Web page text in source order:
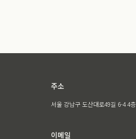
주소
서울 강남구 도산대로49길 6-4 4층
이메일